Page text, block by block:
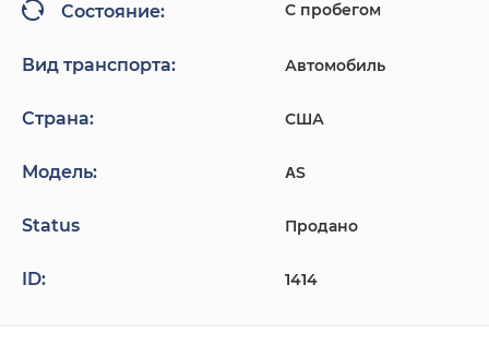
Состояние: С пробегом
Вид транспорта: Автомобиль
Страна: США
Модель: ΑS
Status Продано
ID: 1414